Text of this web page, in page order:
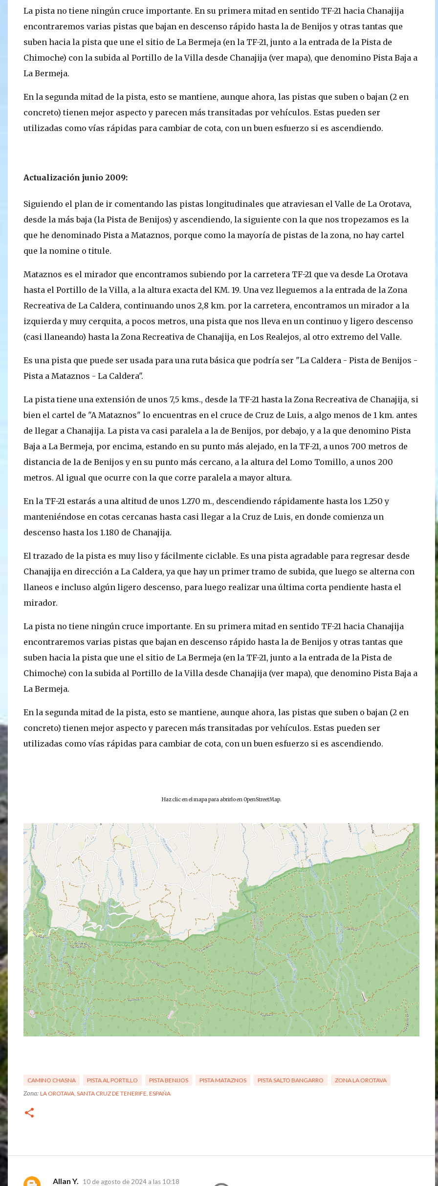
La pista no tiene ningún cruce importante. En su primera mitad en sentido TF-21 hacia Chanajija
encontraremos varias pistas que bajan en descenso rápido hasta la de Benijos y otras tantas que
suben hacia la pista que une el sitio de La Bermeja (en la TF-21, junto a la entrada de la Pista de
Chimoche) con la subida al Portillo de la Villa desde Chanajija (ver mapa), que denomino Pista Baja a
La Bermeja.
En la segunda mitad de la pista, esto se mantiene, aunque ahora, las pistas que suben o bajan (2 en
concreto) tienen mejor aspecto y parecen más transitadas por vehículos. Estas pueden ser
utilizadas como vías rápidas para cambiar de cota, con un buen esfuerzo si es ascendiendo.
Actualización junio 2009:
Siguiendo el plan de ir comentando las pistas longitudinales que atraviesan el Valle de La Orotava,
desde la más baja (la Pista de Benijos) y ascendiendo, la siguiente con la que nos tropezamos es la
que he denominado Pista a Mataznos, porque como la mayoría de pistas de la zona, no hay cartel
que la nomine o titule.
Mataznos es el mirador que encontramos subiendo por la carretera TF-21 que va desde La Orotava
hasta el Portillo de la Villa, a la altura exacta del KM. 19. Una vez lleguemos a la entrada de la Zona
Recreativa de La Caldera, continuando unos 2,8 km. por la carretera, encontramos un mirador a la
izquierda y muy cerquita, a pocos metros, una pista que nos lleva en un continuo y ligero descenso
(casi llaneando) hasta la Zona Recreativa de Chanajija, en Los Realejos, al otro extremo del Valle.
Es una pista que puede ser usada para una ruta básica que podría ser "La Caldera - Pista de Benijos -
Pista a Mataznos - La Caldera".
La pista tiene una extensión de unos 7,5 kms., desde la TF-21 hasta la Zona Recreativa de Chanajija, si
bien el cartel de "A Mataznos" lo encuentras en el cruce de Cruz de Luis, a algo menos de 1 km. antes
de llegar a Chanajija. La pista va casi paralela a la de Benijos, por debajo, y a la que denomino Pista
Baja a La Bermeja, por encima, estando en su punto más alejado, en la TF-21, a unos 700 metros de
distancia de la de Benijos y en su punto más cercano, a la altura del Lomo Tomillo, a unos 200
metros. Al igual que ocurre con la que corre paralela a mayor altura.
En la TF-21 estarás a una altitud de unos 1.270 m., descendiendo rápidamente hasta los 1.250 y
manteniéndose en cotas cercanas hasta casi llegar a la Cruz de Luis, en donde comienza un
descenso hasta los 1.180 de Chanajija.
El trazado de la pista es muy liso y fácilmente ciclable. Es una pista agradable para regresar desde
Chanajija en dirección a La Caldera, ya que hay un primer tramo de subida, que luego se alterna con
llaneos e incluso algún ligero descenso, para luego realizar una última corta pendiente hasta el
mirador.
La pista no tiene ningún cruce importante. En su primera mitad en sentido TF-21 hacia Chanajija
encontraremos varias pistas que bajan en descenso rápido hasta la de Benijos y otras tantas que
suben hacia la pista que une el sitio de La Bermeja (en la TF-21, junto a la entrada de la Pista de
Chimoche) con la subida al Portillo de la Villa desde Chanajija (ver mapa), que denomino Pista Baja a
La Bermeja.
En la segunda mitad de la pista, esto se mantiene, aunque ahora, las pistas que suben o bajan (2 en
concreto) tienen mejor aspecto y parecen más transitadas por vehículos. Estas pueden ser
utilizadas como vías rápidas para cambiar de cota, con un buen esfuerzo si es ascendiendo.
Haz clic en el mapa para abrirlo en OpenStreetMap.
CAMINO CHASNA PISTA AL PORTILLO PISTA BENIJOS PISTA MATAZNOS PISTA SALTO BANGARRO
ZONA LA OROTAVA
Zona: LA OROTAVA, SANTA CRUZ DE TENERIFE, ESPAÑA
Allan Y. 10 de agosto de 2024 a las 10:18